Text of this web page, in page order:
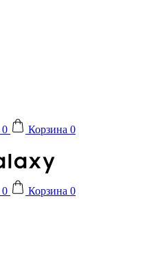
0 Корзина 0
0 Корзина 0